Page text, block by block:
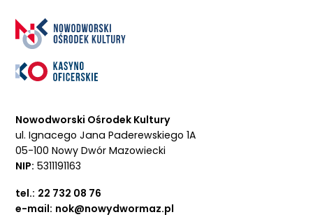
Nowodworski Ośrodek Kultury
ul. Ignacego Jana Paderewskiego 1A
05-100 Nowy Dwór Mazowiecki
NIP: 5311191163
tel.: 22 732 08 76
e-mail: nok@nowydwormaz.pl